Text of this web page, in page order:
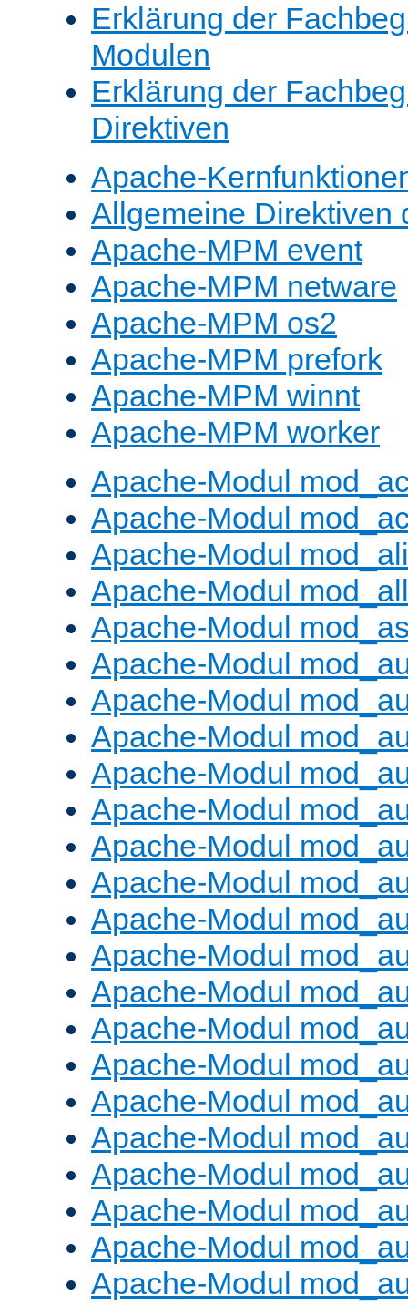
Erklärung der
Modulen
Erklärung der
Direktiven
Apache-
Allgemeine Direktiven
Apache-MPM event
Apache-MPM netware
Apache-MPM os2
Apache-MPM prefork
Apache-MPM winnt
Apache-MPM worker
Apache-Modul
Apache-Modul
Apache-Modul
Apache-Modul
Apache-Modul
Apache-Modul
Apache-Modul
Apache-Modul
Apache-Modul
Apache-Modul
Apache-Modul
Apache-Modul
Apache-Modul
Apache-Modul
Apache-Modul
Apache-Modul
Apache-Modul
Apache-Modul
Apache-Modul
Apache-Modul
Apache-Modul
Apache-Modul
Apache-Modul